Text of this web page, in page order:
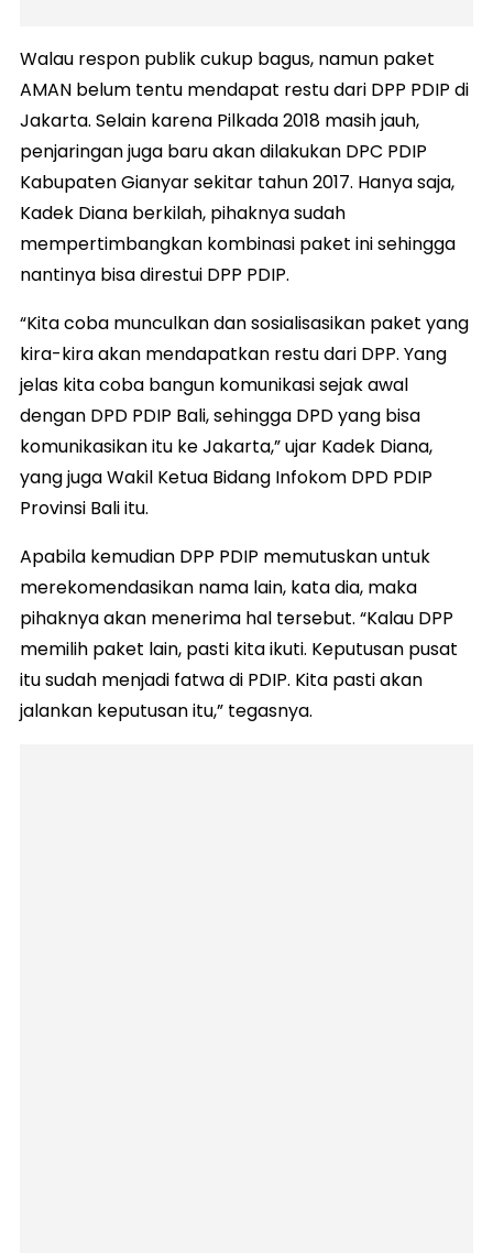
Walau respon publik cukup bagus, namun paket
AMAN belum tentu mendapat restu dari DPP PDIP di
Jakarta. Selain karena Pilkada 2018 masih jauh,
penjaringan juga baru akan dilakukan DPC PDIP
Kabupaten Gianyar sekitar tahun 2017. Hanya saja,
Kadek Diana berkilah, pihaknya sudah
mempertimbangkan kombinasi paket ini sehingga
nantinya bisa direstui DPP PDIP.
“Kita coba munculkan dan sosialisasikan paket yang
kira-kira akan mendapatkan restu dari DPP. Yang
jelas kita coba bangun komunikasi sejak awal
dengan DPD PDIP Bali, sehingga DPD yang bisa
komunikasikan itu ke Jakarta,” ujar Kadek Diana,
yang juga Wakil Ketua Bidang Infokom DPD PDIP
Provinsi Bali itu.
Apabila kemudian DPP PDIP memutuskan untuk
merekomendasikan nama lain, kata dia, maka
pihaknya akan menerima hal tersebut. “Kalau DPP
memilih paket lain, pasti kita ikuti. Keputusan pusat
itu sudah menjadi fatwa di PDIP. Kita pasti akan
jalankan keputusan itu,” tegasnya.